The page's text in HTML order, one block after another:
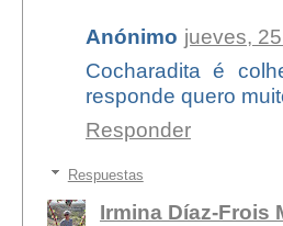
Anónimo jueves,
Cocharadita é
responde quero
Responder
Respuestas
Irmina Díaz-Frois